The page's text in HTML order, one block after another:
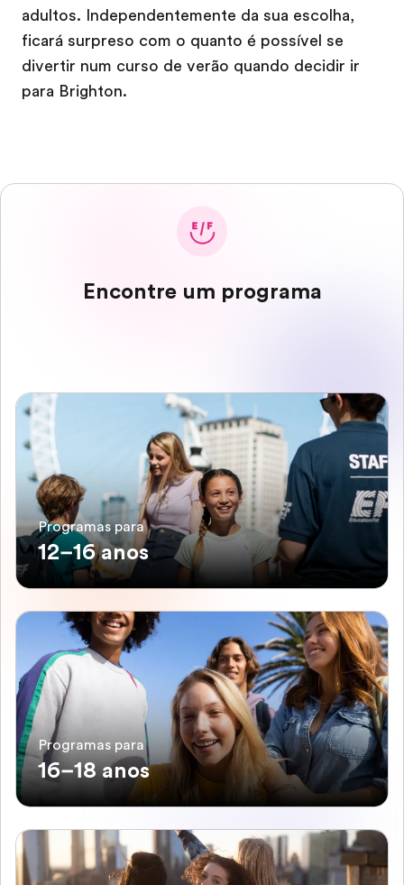
adultos. Independentemente da sua escolha,
ficará surpreso com o quanto é possível se
divertir num curso de verão quando decidir ir
para Brighton.
Encontre um programa
Programas para
12–16 anos
Programas para
16–18 anos